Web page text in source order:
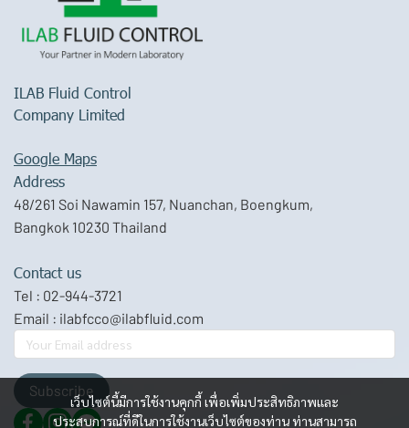
เว็บไซต์นี้มีการใช้งานคุกกี้ เพื่อเพิ่มประสิทธิภาพและ
ประสบการณ์ที่ดีในการใช้งานเว็บไซต์ของท่าน ท่านสามารถ
ILAB Fluid Control
Company Limited
Google Maps
Address
48/261 Soi Nawamin 157, Nuanchan, Boengkum,
Bangkok 10230 Thailand
Contact us
Tel : 02-944-3721
Email : ilabfcco@ilabfluid.com
Subscribe